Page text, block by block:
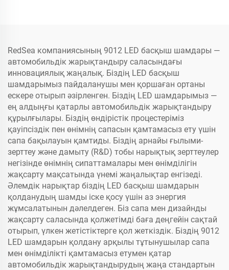
RedSea компаниясының 9012 LED басқыш шамдары —
автомобильдік жарықтандыру саласындағы
инновациялық жаңалық. Біздің LED басқыш
шамдарымыз пайдаланушы мен қоршаған ортаны
ескере отырып әзірленген. Біздің LED шамдарымыз —
ең алдыңғы қатарлы автомобильдік жарықтандыру
құрылғылары. Біздің өндірістік процестеріміз
қауіпсіздік пен өнімнің сапасын қамтамасыз ету үшін
сапа бақылауын қамтиды. Біздің арнайы ғылыми-
зерттеу және дамыту (R&D) тобы нарықтық зерттеулер
негізінде өнімнің сипаттамалары мен өнімділігін
жақсарту мақсатында үнемі жаңалықтар енгізеді.
Әлемдік нарықтар біздің LED басқыш шамдарын
қолданудың шамды іске қосу үшін аз энергия
жұмсалатынын дәлелдеген. Біз сапа мен дизайнды
жақсарту саласында қолжетімді баға деңгейін сақтай
отырып, үлкен жетістіктерге қол жеткіздік. Біздің 9012
LED шамдарын қолдану арқылы тұтынушылар сапа
мен өнімділікті қамтамасыз етумен қатар
автомобильдік жарықтандырудың жаңа стандартын